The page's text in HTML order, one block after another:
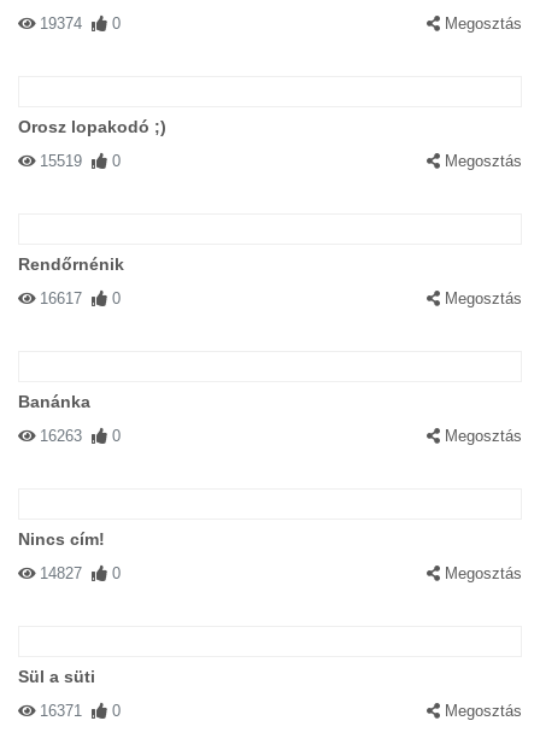
19374 0 Megosztás
Orosz lopakodó ;)
15519 0 Megosztás
Rendőrnénik
16617 0 Megosztás
Banánka
16263 0 Megosztás
Nincs cím!
14827 0 Megosztás
Sül a süti
16371 0 Megosztás